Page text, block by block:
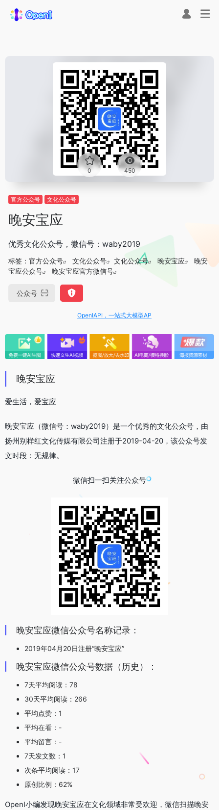
0 450
官方公众号 文化公众号
晚安宝应
优秀文化公众号，微信号：waby2019
标签： 官方公众号 文化公众号 文化公众号 晚安宝应
晚安
宝应公众号
晚安宝应官方微信号
公众号
OpenIAPI，一站式大模型API聚合平台
晚安宝应
爱生活，爱宝应
晚安宝应（微信号：waby2019）是一个优秀的文化公众号，由
扬州别样红文化传媒有限公司注册于2019-04-20，该公众号发
文时段：无规律。
微信扫一扫关注公众号
晚安宝应微信公众号名称记录：
2019年04月20日注册“晚安宝应”
晚安宝应微信公众号数据（历史）：
7天平均阅读：78
30天平均阅读：266
平均点赞：1
平均在看：-
平均留言：-
7天发文数：1
次条平均阅读：17
原创比例：62%
OpenI小编发现晚安宝应在文化领域非常受欢迎，微信扫描晚安